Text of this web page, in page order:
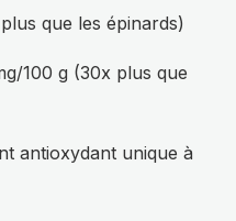
que les épinards)
100 g (30x plus que
antioxydant unique à